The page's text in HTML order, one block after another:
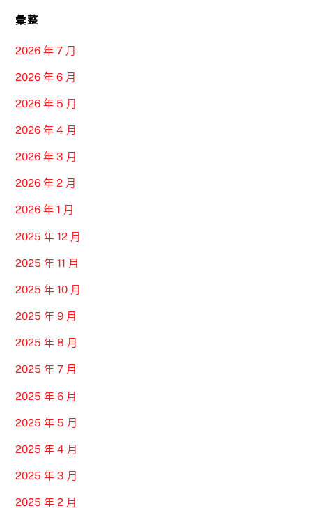
彙整
2026 年 7 月
2026 年 6 月
2026 年 5 月
2026 年 4 月
2026 年 3 月
2026 年 2 月
2026 年 1 月
2025 年 12 月
2025 年 11 月
2025 年 10 月
2025 年 9 月
2025 年 8 月
2025 年 7 月
2025 年 6 月
2025 年 5 月
2025 年 4 月
2025 年 3 月
2025 年 2 月